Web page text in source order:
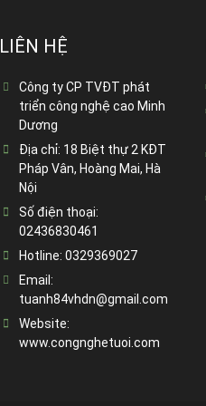
LIÊN HỆ
Công ty CP TVĐT phát
triển công nghệ cao Minh
Dương
Địa chỉ: 18 Biệt thự 2 KĐT
Pháp Vân, Hoàng Mai, Hà
Nội
Số điện thoại:
02436830461
Hotline: 0329369027
Email:
tuanh84vhdn@gmail.com
Website:
www.congnghetuoi.com